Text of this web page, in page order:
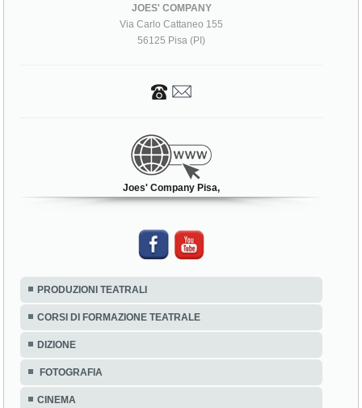
JOES' COMPANY
Via Carlo Cattaneo 155
56125 Pisa (PI)
Joes' Company Pisa,
PRODUZIONI TEATRALI
CORSI DI FORMAZIONE TEATRALE
DIZIONE
FOTOGRAFIA
CINEMA